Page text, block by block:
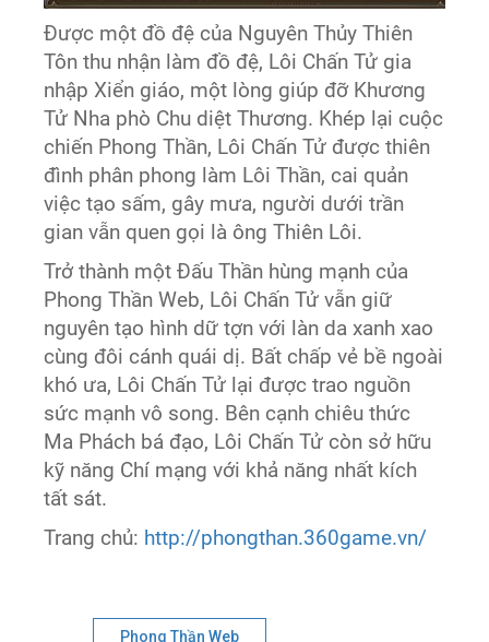
Được một đồ đệ của Nguyên Thủy Thiên
Tôn thu nhận làm đồ đệ, Lôi Chấn Tử gia
nhập Xiển giáo, một lòng giúp đỡ Khương
Tử Nha phò Chu diệt Thương. Khép lại cuộc
chiến Phong Thần, Lôi Chấn Tử được thiên
đình phân phong làm Lôi Thần, cai quản
việc tạo sấm, gây mưa, người dưới trần
gian vẫn quen gọi là ông Thiên Lôi.
Trở thành một Đấu Thần hùng mạnh của
Phong Thần Web, Lôi Chấn Tử vẫn giữ
nguyên tạo hình dữ tợn với làn da xanh xao
cùng đôi cánh quái dị. Bất chấp vẻ bề ngoài
khó ưa, Lôi Chấn Tử lại được trao nguồn
sức mạnh vô song. Bên cạnh chiêu thức
Ma Phách bá đạo, Lôi Chấn Tử còn sở hữu
kỹ năng Chí mạng với khả năng nhất kích
tất sát.
Trang chủ: http://phongthan.360game.vn/
Phong Thần Web